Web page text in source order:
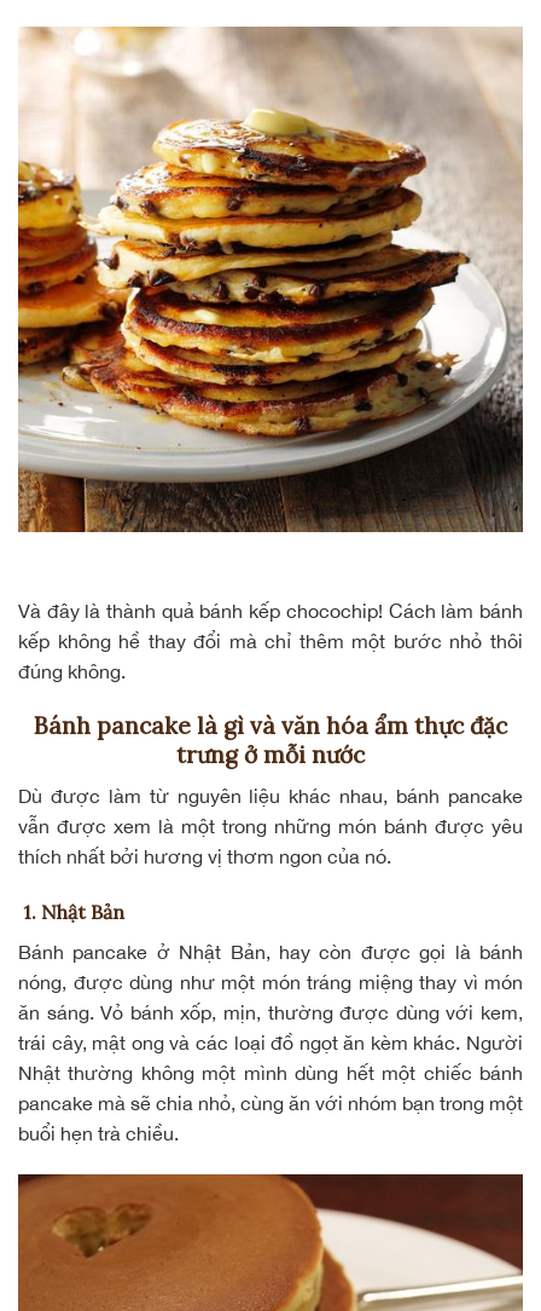
Và đây là thành quả bánh kếp chocochip! Cách làm bánh
kếp không hề thay đổi mà chỉ thêm một bước nhỏ thôi
đúng không.
Bánh pancake là gì và văn hóa ẩm thực đặc
trưng ở mỗi nước
Dù được làm từ nguyên liệu khác nhau, bánh pancake
vẫn được xem là một trong những món bánh được yêu
thích nhất bởi hương vị thơm ngon của nó.
1. Nhật Bản
Bánh pancake ở Nhật Bản, hay còn được gọi là bánh
nóng, được dùng như một món tráng miệngthay vì món
ăn sáng. Vỏ bánh xốp, mịn, thường được dùng với kem,
trái cây, mật ong và các loại đồ ngọt ăn kèm khác. Người
Nhật thường không một mình dùng hết một chiếc bánh
pancake mà sẽ chia nhỏ, cùng ăn với nhóm bạn trong một
buổi hẹn trà chiều.